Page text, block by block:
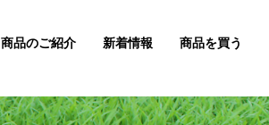
商品のご紹介 新着情報 商品を買う